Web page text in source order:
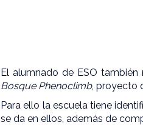
El alumnado de ESO
Bosque Phenoclimb, proyecto
Para ello la escuela tiene
se da en ellos, además de